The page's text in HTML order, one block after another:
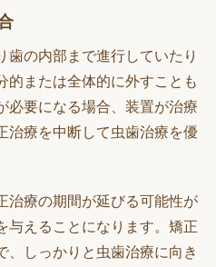
歯の内部まで進行していたり
的または全体的に外すことも
必要になる場合、装置が治療
治療を中断して虫歯治療を優
治療の期間が延びる可能性が
与えることになります。矯正
、しっかりと虫歯治療に向き